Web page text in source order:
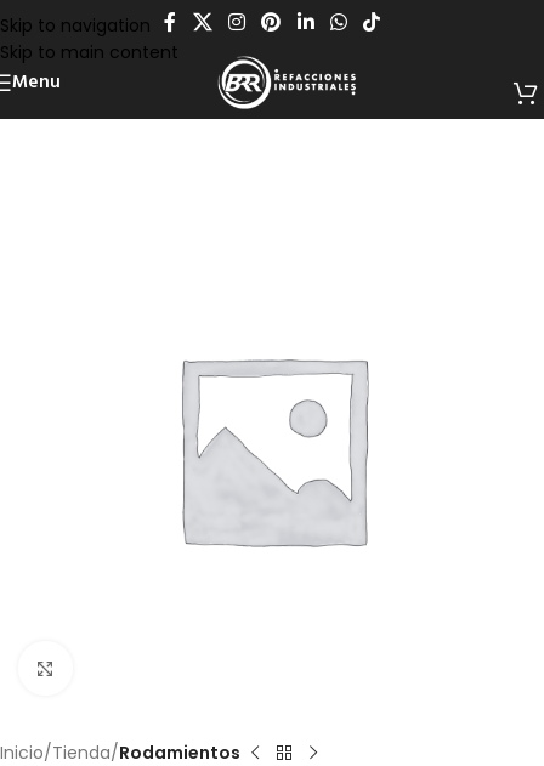
Skip to navigation
Skip to main content
Menu
Inicio Tienda Rodamientos